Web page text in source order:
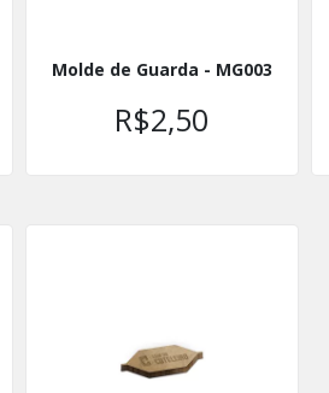
Molde de Guarda - MG003
R$2,50